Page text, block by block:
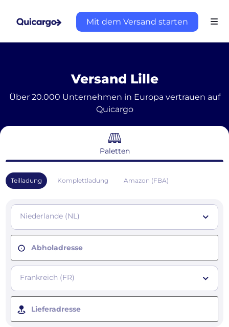
Mit dem Versand starten
Versand Lille
Über 20.000 Unternehmen in Europa vertrauen auf
Quicargo
Paletten
Teilladung Komplettladung Amazon (FBA)
Niederlande (NL)
Abholadresse
Frankreich (FR)
Lieferadresse